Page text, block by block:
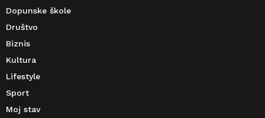
Dopunske škole
Društvo
Biznis
Kultura
Lifestyle
Sport
Moj stav